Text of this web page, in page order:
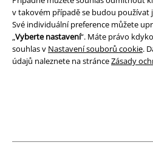
v takovém případě se budou používat
Své individuální preference můžete
„Vyberte nastavení“. Máte právo
souhlas v Nastavení souborů cookie.
údajů naleznete na stránceZásady
Likvidace odpadu a ochrana životního
Prohlášení o shodě
Informace o přístupnosti